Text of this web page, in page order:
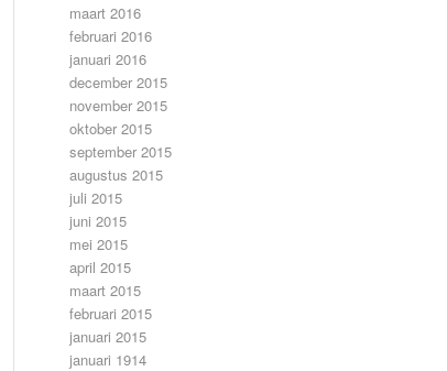
maart 2016
februari 2016
januari 2016
december 2015
november 2015
oktober 2015
september 2015
augustus 2015
juli 2015
juni 2015
mei 2015
april 2015
maart 2015
februari 2015
januari 2015
januari 1914